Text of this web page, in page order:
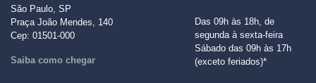
São Paulo, SP
Praça João Mendes, 140
Cep: 01501-000
Saiba como chegar
Das 09h às 18h, de
segunda à sexta-feira
Sábado das 09h às 17h
(exceto feriados)*